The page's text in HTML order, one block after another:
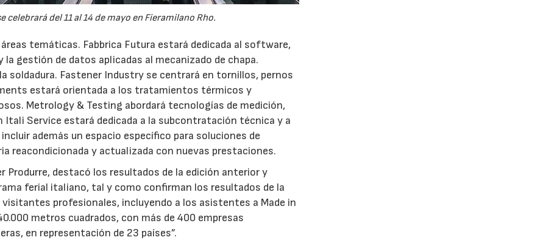
celebrará del 11 al 14 de mayo en Fieramilano Rho.
temáticas. Fabbrica Futura estará dedicada al software,
gestión de datos aplicadas al mecanizado de chapa.
soldadura. Fastener Industry se centrará en tornillos, pernos
estará orientada a los tratamientos térmicos y
Metrology & Testing abordará tecnologías de medición,
Service estará dedicada a la subcontratación técnica y a
además un espacio específico para soluciones de
reacondicionada y actualizada con nuevas prestaciones.
Produrre, destacó los resultados de la edición anterior y
ferial italiano, tal y como confirman los resultados de la
profesionales, incluyendo a los asistentes a Made in
metros cuadrados, con más de 400 empresas
en representación de 23 países”.